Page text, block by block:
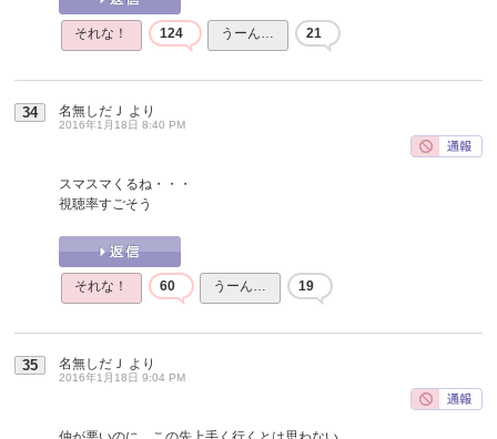
それな！ 124 うーん… 21
34 名無しだＪ より
2016年1月18日 8:40 PM
スマスマくるね・・・
視聴率すごそう
それな！ 60 うーん… 19
35 名無しだＪ より
2016年1月18日 9:04 PM